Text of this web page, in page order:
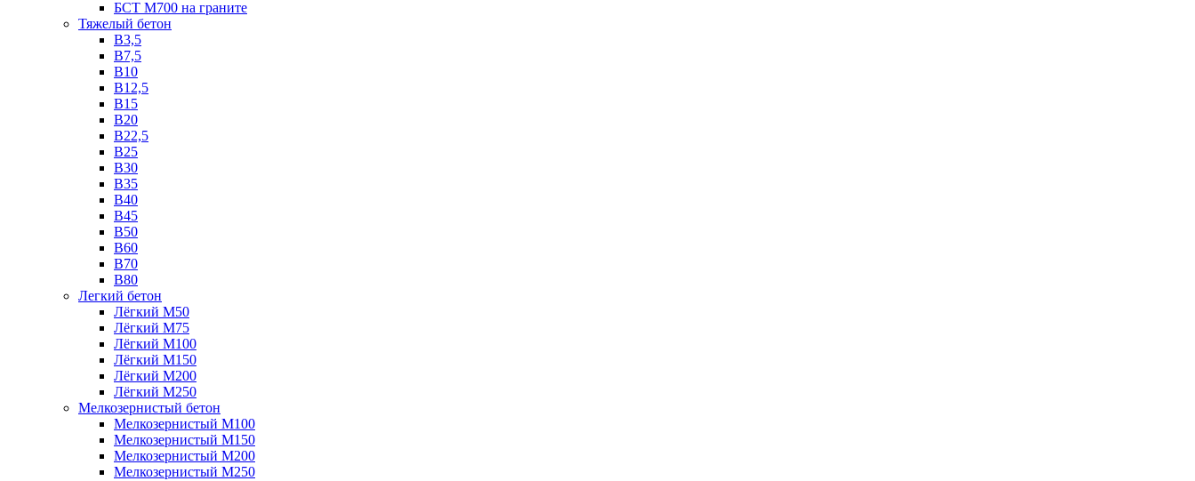
БСТ М700 на граните
Тяжелый бетон
В3,5
B7,5
В10
В12,5
B15
B20
В22,5
В25
B30
В35
B40
В45
B50
B60
B70
B80
Легкий бетон
Лёгкий М50
Лёгкий М75
Лёгкий М100
Лёгкий М150
Лёгкий М200
Лёгкий М250
Мелкозернистый бетон
Мелкозернистый М100
Мелкозернистый М150
Мелкозернистый М200
Мелкозернистый М250